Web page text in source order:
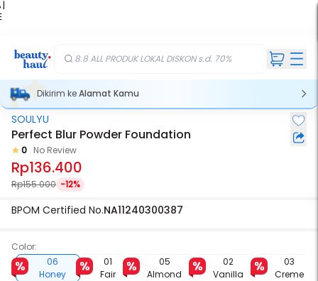
|
8.8 ALL PRODUK LOKAL DISKON s.d. 70%
Dikirim keAlamat Kamu
SOULYU
Perfect Blur Powder Foundation
0 No Review
Rp136.400
Rp155.000 -12%
BPOM Certified No.NA11240300387
Color:
06
Honey
01
Fair
05
Almond
02
Vanilla
03
Creme